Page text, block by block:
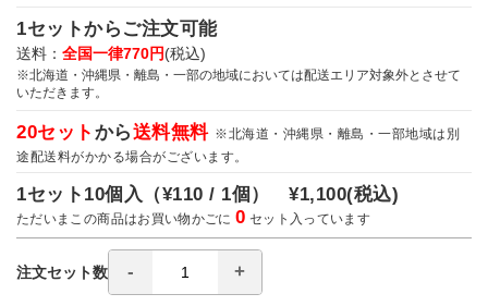
1セットからご注文可能
送料： 全国一律770円(税込)
※北海道・沖縄県・離島・一部の地域においては配送エリア対象外とさせて
いただきます。
20セット から送料無料 ※北海道・沖縄県・離島・一部地域は別
途配送料がかかる場合がございます。
1セット10個入（¥110 / 1個）¥1,100(税込)
ただいまこの商品はお買い物かごに0 セット入っています
注文セット数